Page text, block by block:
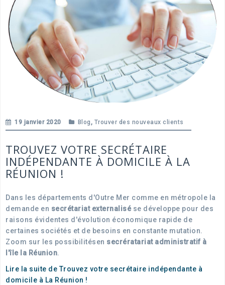
19 janvier 2020 Blog, Trouver des nouveaux clients
TROUVEZ VOTRE SECRÉTAIRE
INDÉPENDANTE À DOMICILE À LA
RÉUNION !
Dans les départements d'Outre Mer comme en métropole la
demande en secrétariat externalisé se développe pour des
raisons évidentes d'évolution économique rapide de
certaines sociétés et de besoins en constante mutation.
Zoom sur les possibilitésen secrératariat administratif à
l'île la Réunion.
Lire la suite de Trouvez votre secrétaire indépendante à
domicile à La Réunion !